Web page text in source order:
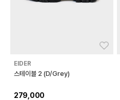
EIDER
스테이블 2 (D/Grey)
279,000